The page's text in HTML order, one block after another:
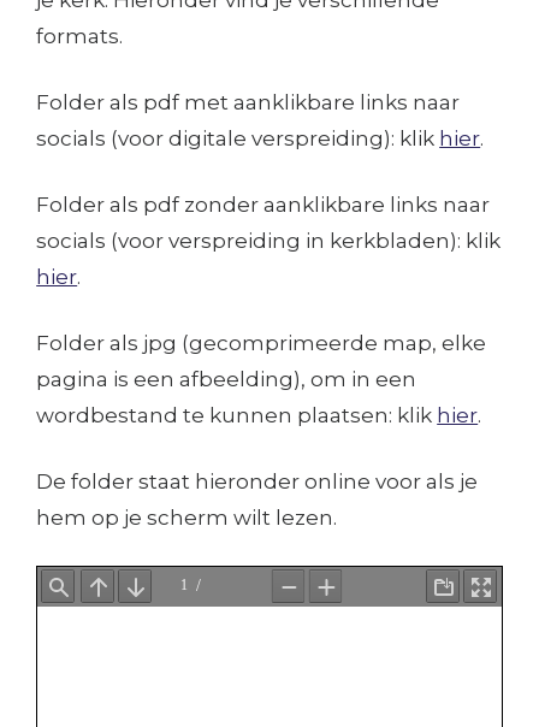
formats.
Folder als pdf met aanklikbare links naar
socials (voor digitale verspreiding): klik hier.
Folder als pdf zonder aanklikbare links naar
socials (voor verspreiding in kerkbladen): klik
hier.
Folder als jpg (gecomprimeerde map, elke
pagina is een afbeelding), om in een
wordbestand te kunnen plaatsen: klik hier.
De folder staat hieronder online voor als je
hem op je scherm wilt lezen.